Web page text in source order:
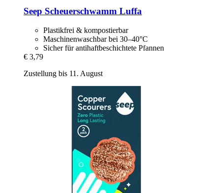
Seep Scheuerschwamm Luffa
Plastikfrei & kompostierbar
Maschinenwaschbar bei 30–40°C
Sicher für antihaftbeschichtete Pfannen
€ 3,79
Zustellung bis 11. August